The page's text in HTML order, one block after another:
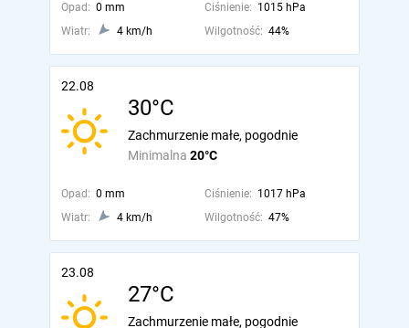
Opad: 0 mm Ciśnienie: 1015 hPa
Wiatr:
4 km/h Wilgotność: 44%
22.08
30°C
Minimalna 20°C
Zachmurzenie małe, pogodnie
Opad: 0 mm Ciśnienie: 1017 hPa
Wiatr:
4 km/h Wilgotność: 47%
23.08
27°C
Zachmurzenie małe, pogodnie